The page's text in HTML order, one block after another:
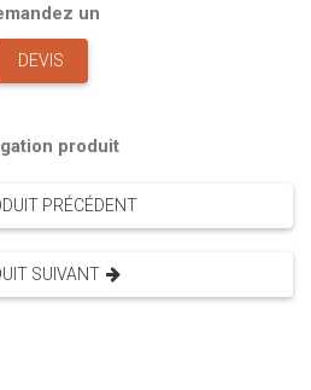
un
DEVIS
produit
PRÉCÉDENT
SUIVANT